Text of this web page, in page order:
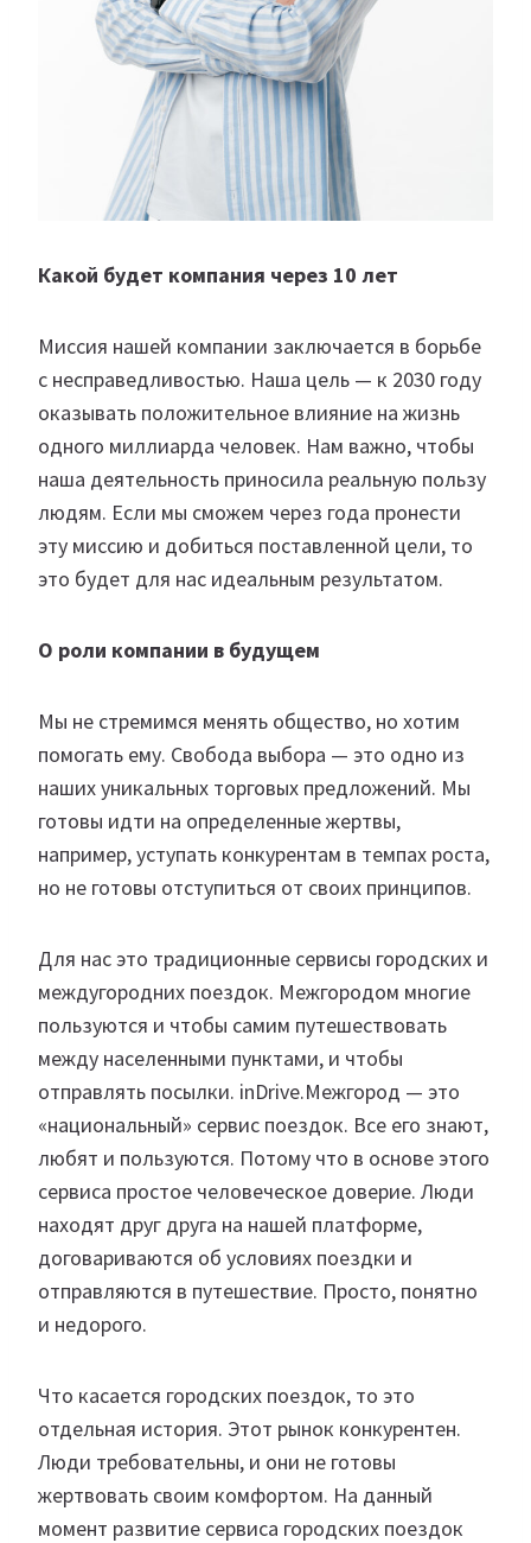
Какой будет компания через 10 лет
Миссия нашей компании заключается в борьбе
с несправедливостью. Наша цель — к 2030 году
оказывать положительное влияние на жизнь
одного миллиарда человек. Нам важно, чтобы
наша деятельность приносила реальную пользу
людям. Если мы сможем через года пронести
эту миссию и добиться поставленной цели, то
это будет для нас идеальным результатом.
О роли компании в будущем
Мы не стремимся менять общество, но хотим
помогать ему. Свобода выбора — это одно из
наших уникальных торговых предложений. Мы
готовы идти на определенные жертвы,
например, уступать конкурентам в темпах роста,
но не готовы отступиться от своих принципов.
Для нас это традиционные сервисы городских и
междугородних поездок. Межгородом многие
пользуются и чтобы самим путешествовать
между населенными пунктами, и чтобы
отправлять посылки. inDrive.Межгород — это
«национальный» сервис поездок. Все его знают,
любят и пользуются. Потому что в основе этого
сервиса простое человеческое доверие. Люди
находят друг друга на нашей платформе,
договариваются об условиях поездки и
отправляются в путешествие. Просто, понятно
и недорого.
Что касается городских поездок, то это
отдельная история. Этот рынок конкурентен.
Люди требовательны, и они не готовы
жертвовать своим комфортом. На данный
момент развитие сервиса городских поездок